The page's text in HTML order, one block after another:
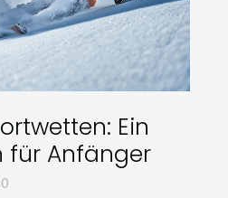
Ein
für Anfänger